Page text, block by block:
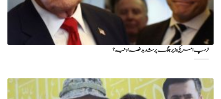
ٹرمپ امریکی وزیر جنگ پر شدید غصہ؛ وجہ ؟